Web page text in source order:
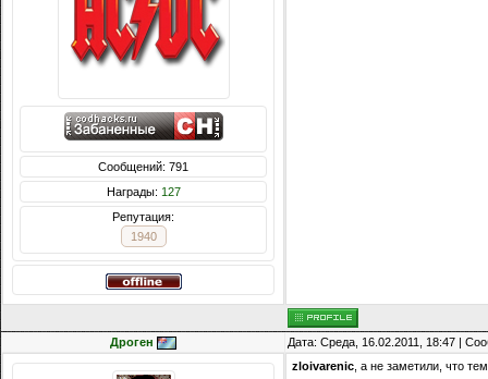
Сообщений: 791
Награды: 127
Репутация:
1940
Дроген Дата: Среда, 16.02.2011, 18:47 |
zloivarenic , а не заметили, что